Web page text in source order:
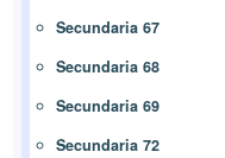
Secundaria 67
Secundaria 68
Secundaria 69
Secundaria 72